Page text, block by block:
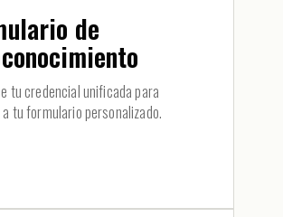
de
tu credencial unificada para
tu formulario personalizado.